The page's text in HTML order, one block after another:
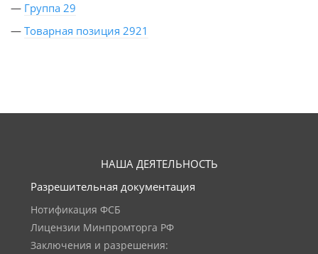
— Группа 29
— Товарная позиция 2921
НАША ДЕЯТЕЛЬНОСТЬ
Разрешительная документация
Нотификация ФСБ
Лицензии Минпромторга РФ
Заключения и разрешения: